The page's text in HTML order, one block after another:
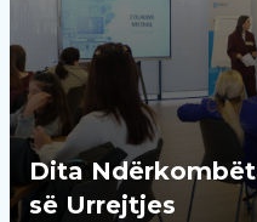
Dita
së Urrejtjes